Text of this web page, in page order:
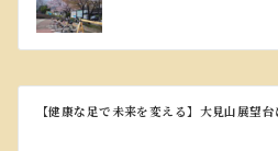
ゲ
シ
【健康な足で未来を変える】大見山展望